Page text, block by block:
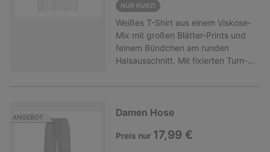
(Aktions-)Rabatten.
NUR KURZ!
Weißes T-Shirt aus einem Viskose-
Mix mit großen Blätter-Prints und
feinem Bündchen am runden
Halsausschnitt. Mit fixierten Turn-
günstigste Artikel auf die
angerechnet! Nur gültig für Ware
ANGEBOT Damen Hose
Preis nur 17,99 €